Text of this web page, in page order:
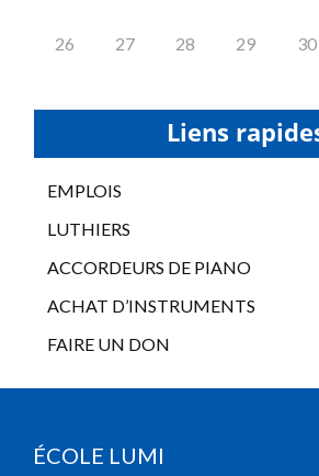
26 27 28 29 30
Liens
EMPLOIS
LUTHIERS
ACCORDEURS DE PIANO
ACHAT D’INSTRUMENTS
FAIRE UN DON
ÉCOLE LUMI